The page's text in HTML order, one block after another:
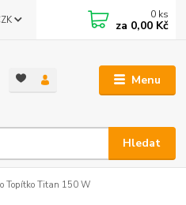
Menu
Hledat
0 ks
za 0,00 Kč
Topítko Titan 150 W